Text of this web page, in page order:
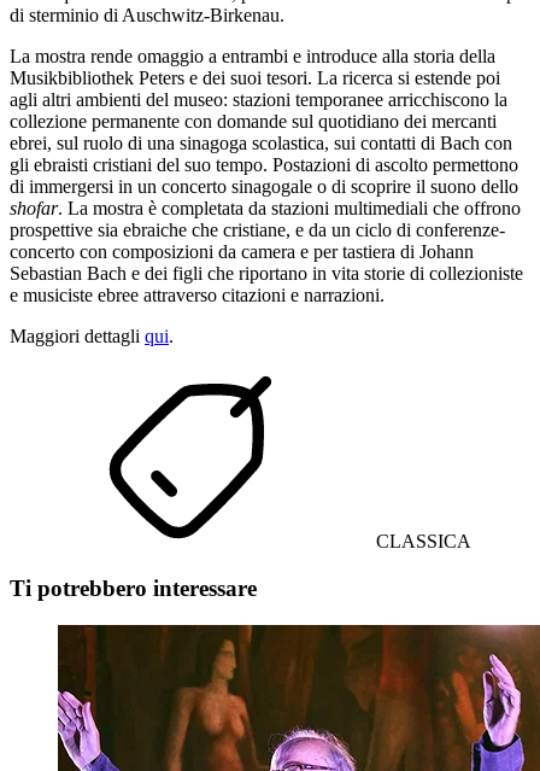
di sterminio di Auschwitz-Birkenau.
La mostra rende omaggio a entrambi e introduce alla storia della
Musikbibliothek Peters e dei suoi tesori. La ricerca si estende poi
agli altri ambienti del museo: stazioni temporanee arricchiscono la
collezione permanente con domande sul quotidiano dei mercanti
ebrei, sul ruolo di una sinagoga scolastica, sui contatti di Bach con
gli ebraisti cristiani del suo tempo. Postazioni di ascolto permettono
di immergersi in un concerto sinagogale o di scoprire il suono dello
shofar. La mostra è completata da stazioni multimediali che offrono
prospettive sia ebraiche che cristiane, e da un ciclo di conferenze-
concerto con composizioni da camera e per tastiera di Johann
Sebastian Bach e dei figli che riportano in vita storie di collezioniste
e musiciste ebree attraverso citazioni e narrazioni.
Maggiori dettagli qui.
CLASSICA
Ti potrebbero interessare